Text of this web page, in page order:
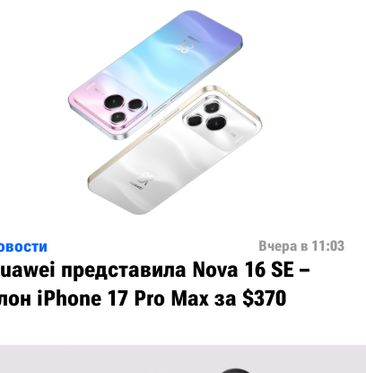
Вчера в 11:03
представила Nova 16 SE –
iPhone 17 Pro Max за $370